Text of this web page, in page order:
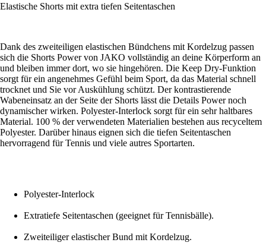
Elastische Shorts mit extra tiefen Seitentaschen
Dank des zweiteiligen elastischen Bündchens mit Kordelzug passen
sich die Shorts Power von JAKO vollständig an deine Körperform an
und bleiben immer dort, wo sie hingehören. Die Keep Dry-Funktion
sorgt für ein angenehmes Gefühl beim Sport, da das Material schnell
trocknet und Sie vor Auskühlung schützt. Der kontrastierende
Wabeneinsatz an der Seite der Shorts lässt die Details Power noch
dynamischer wirken. Polyester-Interlock sorgt für ein sehr haltbares
Material. 100 % der verwendeten Materialien bestehen aus recyceltem
Polyester. Darüber hinaus eignen sich die tiefen Seitentaschen
hervorragend für Tennis und viele autres Sportarten.
Polyester-Interlock
Extratiefe Seitentaschen (geeignet für Tennisbälle).
Zweiteiliger elastischer Bund mit Kordelzug.